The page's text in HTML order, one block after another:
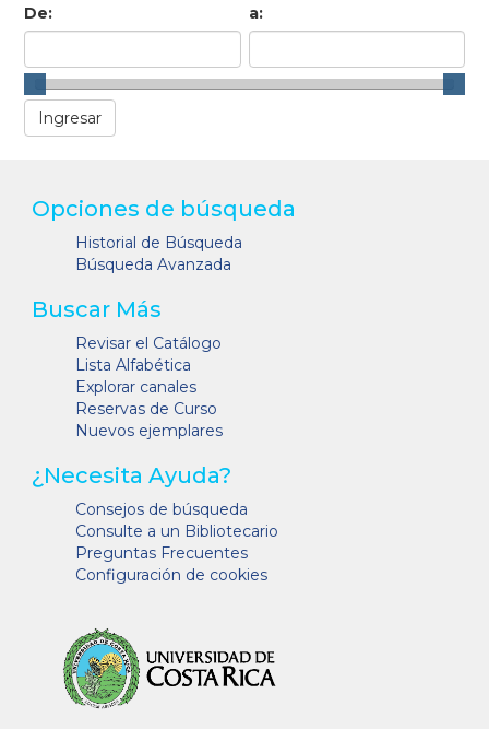
De: a:
Opciones de búsqueda
Historial de Búsqueda
Búsqueda Avanzada
Buscar Más
Revisar el Catálogo
Lista Alfabética
Explorar canales
Reservas de Curso
Nuevos ejemplares
¿Necesita Ayuda?
Consejos de búsqueda
Consulte a un Bibliotecario
Preguntas Frecuentes
Configuración de cookies